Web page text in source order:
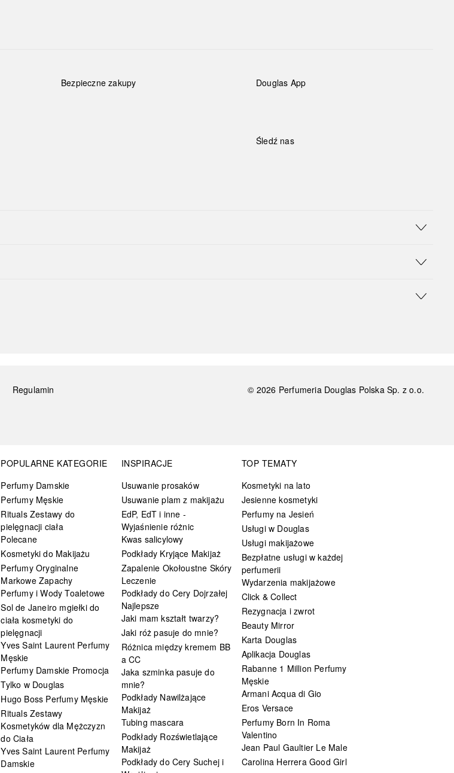
Bezpieczne zakupy Douglas App
Śledź nas
Regulamin
© 2026 Perfumeria Douglas Polska Sp. z o.o.
POPULARNE KATEGORIE
Perfumy Damskie
Perfumy Męskie
Rituals Zestawy do
pielęgnacji ciała
Polecane
Kosmetyki do Makijażu
Perfumy Oryginalne
Markowe Zapachy
Perfumy i Wody Toaletowe
Sol de Janeiro mgiełki do
ciała kosmetyki do
pielęgnacji
Yves Saint Laurent Perfumy
Męskie
Perfumy Damskie Promocja
Tylko w Douglas
Hugo Boss Perfumy Męskie
Rituals Zestawy
Kosmetyków dla Mężczyzn
do Ciała
Yves Saint Laurent Perfumy
Damskie
INSPIRACJE
Usuwanie prosaków
Usuwanie plam z makijażu
EdP, EdT i inne -
Wyjaśnienie różnic
Kwas salicylowy
Podkłady Kryjące Makijaż
Zapalenie Okołoustne Skóry
Leczenie
Podkłady do Cery Dojrzałej
Najlepsze
Jaki mam kształt twarzy?
Jaki róż pasuje do mnie?
Różnica między kremem BB
a CC
Jaka szminka pasuje do
mnie?
Podkłady Nawilżające
Makijaż
Tubing mascara
Podkłady Rozświetlające
Makijaż
Podkłady do Cery Suchej i
TOP TEMATY
Kosmetyki na lato
Jesienne kosmetyki
Perfumy na Jesień
Usługi w Douglas
Usługi makijażowe
Bezpłatne usługi w każdej
perfumerii
Wydarzenia makijażowe
Click & Collect
Rezygnacja i zwrot
Beauty Mirror
Karta Douglas
Aplikacja Douglas
Rabanne 1 Million Perfumy
Męskie
Armani Acqua di Gio
Eros Versace
Perfumy Born In Roma
Valentino
Jean Paul Gaultier Le Male
Carolina Herrera Good Girl